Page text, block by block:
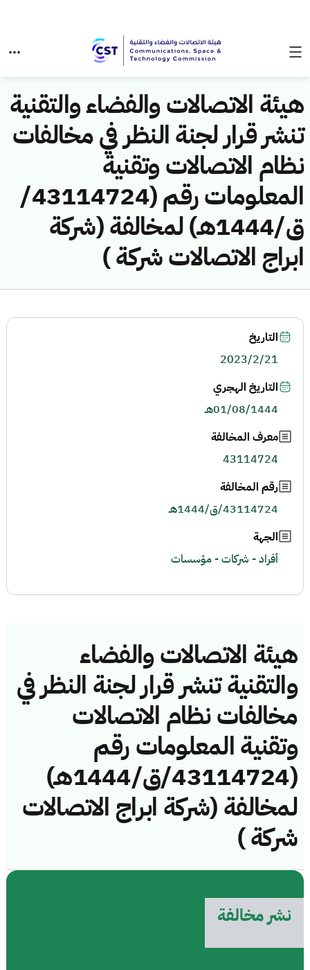
هيئة الاتصالات والفضاء والتقنية
تنشر قرار لجنة النظر في مخالفات
نظام الاتصالات وتقنية
المعلومات رقم (43114724/
ق/1444هـ) لمخالفة (شركة
ابراج الاتصالات شركة )
هيئة الاتصالات والفضاء
والتقنية تنشر قرار لجنة النظر في
مخالفات نظام الاتصالات
وتقنية المعلومات رقم
(43114724/ق/1444هـ)
لمخالفة (شركة ابراج الاتصالات
شركة )
نشر مخالفة
التاريخ
2023/2/21
التاريخ الهجري
01/08/1444هـ
معرف المخالفة
43114724
رقم المخالفة
43114724/ق/1444هـ
الجهة
أفراد - شركات - مؤسسات